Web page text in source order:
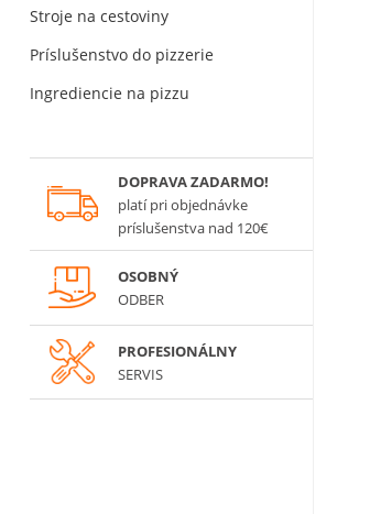
Stroje na cestoviny
Príslušenstvo do pizzerie
Ingrediencie na pizzu
DOPRAVA ZADARMO!
platípri objednávke
príslušenstva nad 120€
OSOBNÝ
ODBER
PROFESIONÁLNY
SERVIS